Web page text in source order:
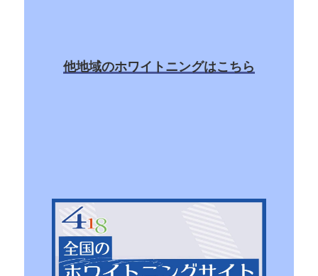
他地域のホワイトニングはこちら